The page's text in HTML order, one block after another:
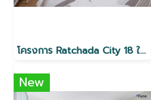
โครงการ Ratchada City 18 ใกล้ MRT ห้วยขวาง
New